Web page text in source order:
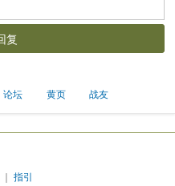
论坛 黄页 战友
指引